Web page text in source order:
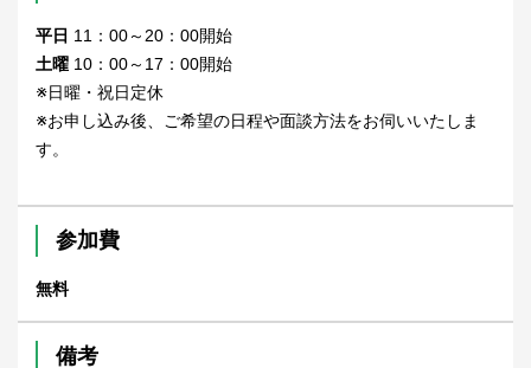
平日 11：00～20：00開始
土曜 10：00～17：00開始
※日曜・祝日定休
※お申し込み後、ご希望の日程や面談方法をお伺いいたしま
す。
参加費
無料
備考